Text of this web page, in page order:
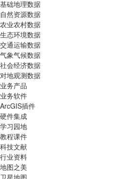
基础地理数据
自然资源数据
农业农村数据
生态环境数据
交通运输数据
气象气候数据
社会经济数据
对地观测数据
业务产品
业务软件
ArcGIS插件
硬件集成
学习园地
教程课件
科技文献
行业资料
地图之美
卫星地图